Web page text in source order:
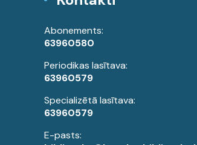
Abonements:
63960580
Periodikas lasītava:
63960579
Specializētā lasītava:
63960579
E-pasts: